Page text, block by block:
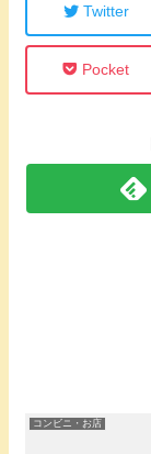
Twitter
Pocket
コンビニ・お店